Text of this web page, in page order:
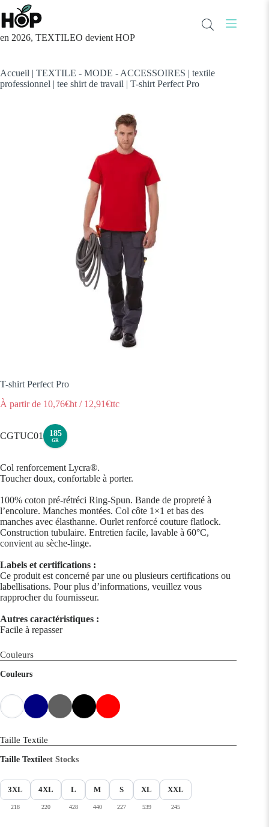
Passer
au
contenu
en 2026, TEXTILEO devient HOP
Accueil | TEXTILE - MODE - ACCESSOIRES | textile
professionnel | tee shirt de travail | T-shirt Perfect Pro
T-shirt Perfect Pro
À partir de 10,76€ht / 12,91€ttc
CGTUC01 185
GR
Col renforcement Lycra®.
Toucher doux, confortable à porter.
100% coton pré-rétréci Ring-Spun. Bande de propreté à
l’encolure. Manches montées. Col côte 1×1 et bas des
manches avec élasthanne. Ourlet renforcé couture flatlock.
Construction tubulaire. Entretien facile, lavable à 60°C,
convient au sèche-linge.
Labels et certifications :
Ce produit est concerné par une ou plusieurs certifications ou
labellisations. Pour plus d’informations, veuillez vous
rapprocher du fournisseur.
Autres caractéristiques :
Facile à repasser
Couleurs
Couleurs
Taille Textile
Taille Textileet Stocks
3XL
218
4XL
220
L
428
M
440
S
227
XL
539
XXL
245